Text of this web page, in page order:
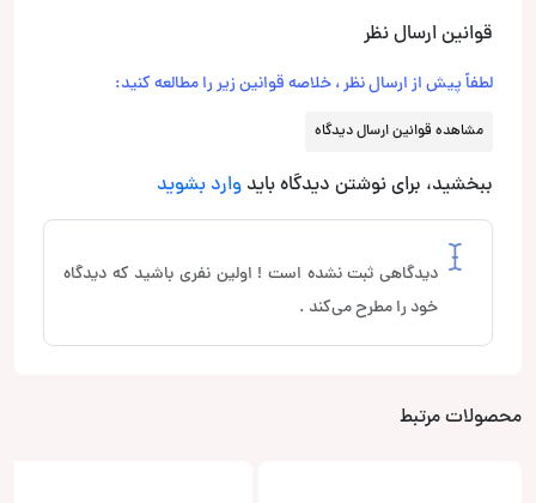
قوانین ارسال نظر
لطفاً پیش از ارسال نظر ، خلاصه قوانین زیر را مطالعه کنید:
مشاهده قوانین ارسال دیدگاه
ببخشید، برای نوشتن دیدگاه باید وارد بشوید
دیدگاهی ثبت نشده است ! اولین نفری باشید که دیدگاه
خود را مطرح می‌کند .
محصولات مرتبط